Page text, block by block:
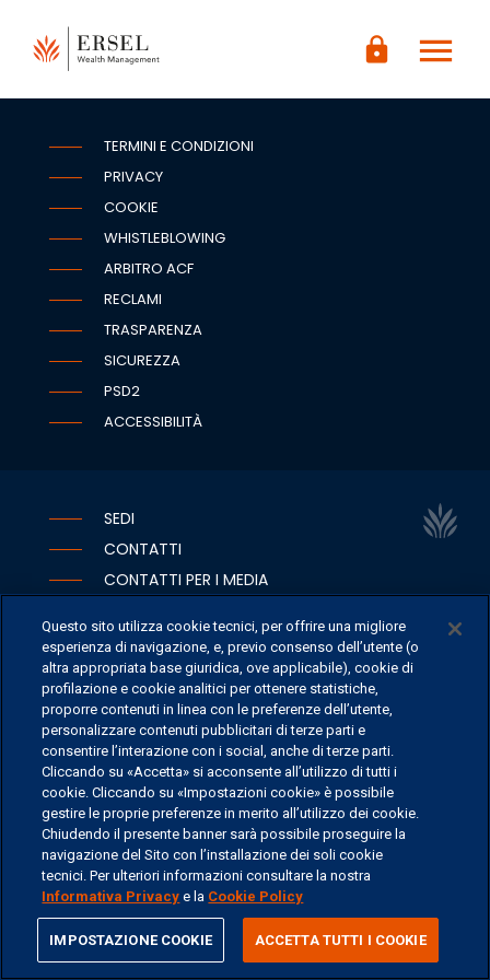
CONTENUTO
PRINCIPALE
lock menu
TERMINI E CONDIZIONI
PRIVACY
COOKIE
WHISTLEBLOWING
ARBITRO ACF
RECLAMI
TRASPARENZA
SICUREZZA
PSD2
ACCESSIBILITÀ
SEDI
CONTATTI
CONTATTI PER I MEDIA
LAVORA CON NOI
©2026 ERSEL BANCA PRIVATA - P.IVA 11894590154
Questo sito utilizza cookie tecnici, per offrire una migliore
esperienza di navigazione, e, previo consenso dell’utente (o
altra appropriata base giuridica, ove applicabile), cookie di
profilazione e cookie analitici per ottenere statistiche,
proporre contenuti in linea con le preferenze dell’utente,
personalizzare contenuti pubblicitari di terze parti e
consentire l’interazione con i social, anche di terze parti.
Cliccando su «Accetta» si acconsente all’utilizzo di tutti i
cookie. Cliccando su «Impostazioni cookie» è possibile
gestire le proprie preferenze in merito all’utilizzo dei cookie.
Chiudendo il presente banner sarà possibile proseguire la
navigazione del Sito con l’installazione dei soli cookie
tecnici. Per ulteriori informazioni consultare la nostra
Informativa Privacy e la Cookie Policy
IMPOSTAZIONE COOKIE ACCETTA TUTTI I COOKIE